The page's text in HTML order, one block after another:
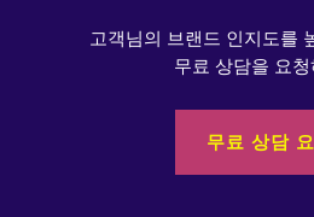
고객님의 브랜드 인지도를
무료 상담을 요청
무료 상담